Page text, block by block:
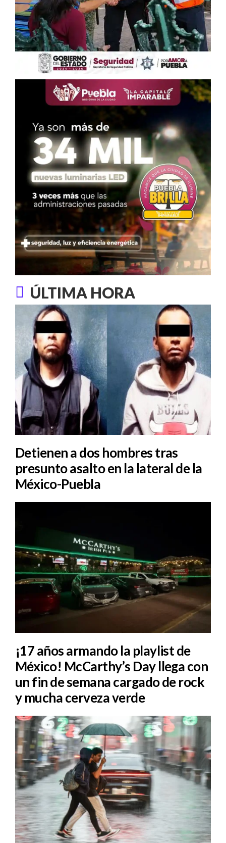
ÚLTIMA HORA
Detienen a dos hombres tras
presunto asalto en la lateral de la
México-Puebla
¡17 años armando la playlist de
México! McCarthy’s Day llega con
un fin de semana cargado de rock
y mucha cerveza verde